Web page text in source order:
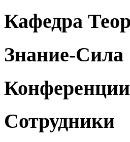
Кафедра
Знание-Сила
Конференции
Сотрудники